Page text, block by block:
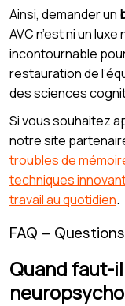
Ainsi, demander un
AVC n’est ni un
incontournable
restauration de
des sciences
Si vous souhaitez
notre site
troubles de
techniques
travail au quotidien.
FAQ –
Quand faut-